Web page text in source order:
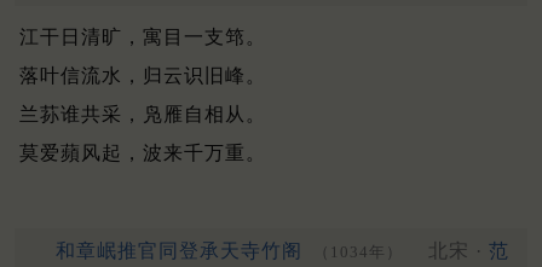
江干日清旷，寓目一支筇。
落叶信流水，归云识旧峰。
兰荪谁共采，凫雁自相从。
莫爱蘋风起，波来千万重。
和章岷推官同登承天寺竹阁 （1034年） 北宋 · 范